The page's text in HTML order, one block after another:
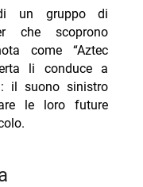
un gruppo di
che scoprono
come “Aztec
li conduce a
il suono sinistro
le loro future